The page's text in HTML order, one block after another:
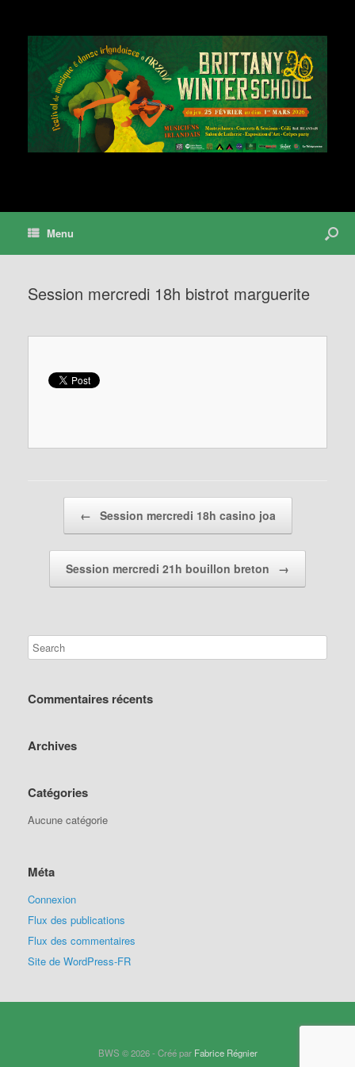
Menu
Session mercredi 18h bistrot marguerite
← Session mercredi 18h casino joa
Session mercredi 21h bouillon breton →
Commentaires récents
Archives
Catégories
Aucune catégorie
Méta
Connexion
Flux des publications
Flux des commentaires
Site de WordPress-FR
BWS © 2026 - Créé par Fabrice Régnier